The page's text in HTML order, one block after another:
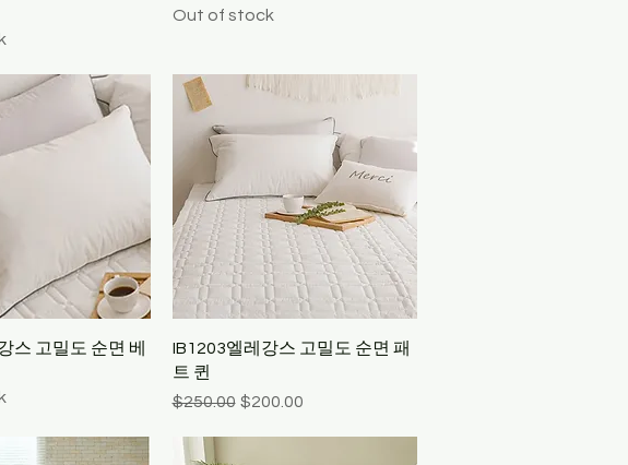
Out of stock
View
스 고밀도 순면 베
Quick View
IB1203엘레강스 고밀도 순면 패
트 퀸
Regular Price
$250.00 Sale Price
$200.00